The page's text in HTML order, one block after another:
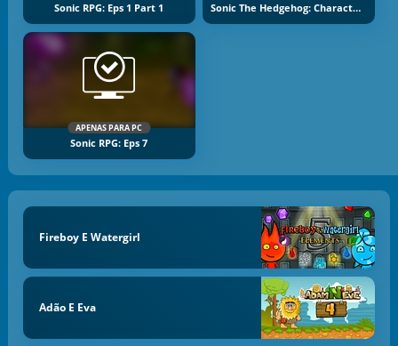
Sonic RPG: Eps 1 Part 1 Sonic The Hedgehog: Character Designer
APENAS PARA PC
Sonic RPG: Eps 7
Fireboy E Watergirl
Adão E Eva